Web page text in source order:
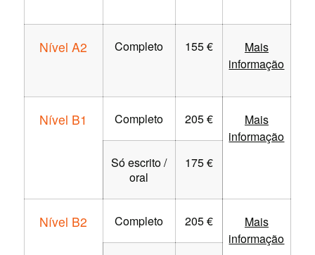
Nível A2 Completo 155 €
Mais
informação
Nível B1 Completo 205 €
Mais
informação
Só escrito /
oral
175 €
Nível B2 Completo 205 €
Mais
informação